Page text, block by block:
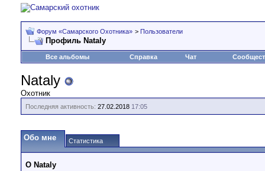
Форум «Самарского Охотника» > Пользователи
Профиль Nataly
Все альбомы Справка Чат
Nataly
Охотник
Последняя активность: 27.02.2018 17:05
Обо мне Статистика
О Nataly